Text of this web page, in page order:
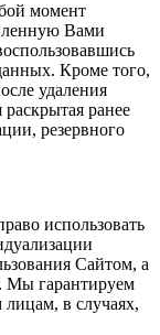
момент
Вами
Кроме того,
удаления
ранее
резервного
использовать
Сайтом, а
Мы гарантируем
лицам, в случаях,